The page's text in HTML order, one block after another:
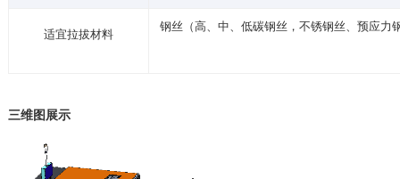
适宜拉拔材料
钢丝（高、中、低碳钢丝，不锈钢丝、预应
三维图展示